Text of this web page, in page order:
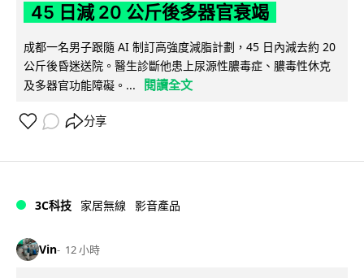
45 日減 20 公斤後多器官衰竭
成都一名男子跟隨 AI 制訂高強度減脂計劃，45 日內減去約 20
公斤後昏迷送院。醫生診斷他患上尿源性膿毒症、膿毒性休克
及多器官功能障礙。...
閱讀全文
分享
3C科技 家居無線 影音產品
Vin 12 小時